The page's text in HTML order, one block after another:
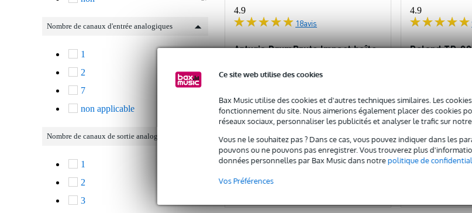
Ce site web utilise des cookies
Bax Music utilise des cookies et d'autres techniques similaires. Les
fonctionnement du site. Nous aimerions également placer des cookies
réseaux sociaux, personnaliser les publicités et analyser le trafic sur notre
Vous ne le souhaitez pas ? Dans ce cas, vous pouvez indiquer dans les
pouvons ou ne pouvons pas enregistrer. Vous trouverez plus
données personnelles par Bax Music dans notrepolitique de
Vos Préférences
Nombre de canaux d'entrée analogiques
1
2
7
non applicable
Nombre de canaux de sortie analogiques
1
2
3
4.9
18avis
Arturia DrumBrute Impact boîte
Prix public
383 €
255 €
Comparer
Ajouter au panier
4.9
Roland TR-
Prix public
492 €